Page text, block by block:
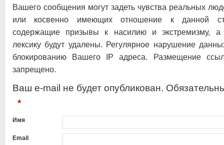
Вашего сообщения могут задеть чувства реальных
или косвенно имеющих отношение к данной
содержащие призывы к насилию и экстремизму, а
лексику будут удалены. Регулярное нарушение
блокированию Вашего IP адреса. Размещение
запрещено.
Ваш e-mail не будет опубликован.
*
Имя
Email